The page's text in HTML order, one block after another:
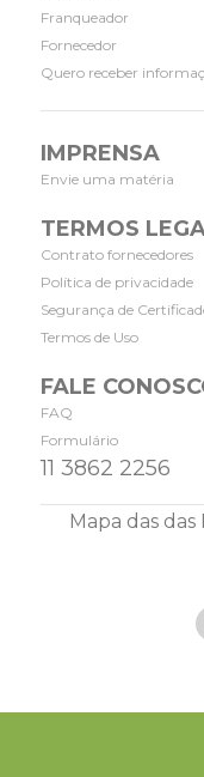
Franqueador
Fornecedor
Quero receber
IMPRENSA
Envie uma matéria
TERMOS
Contrato fornecedores
Política de privacidade
Segurança de
Termos de Uso
FALE
FAQ
Formulário
11 3862 2256
Mapa das